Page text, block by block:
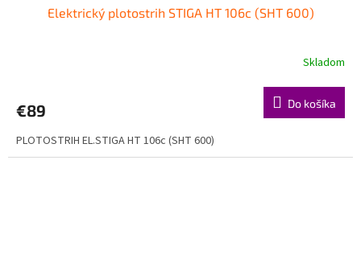
Elektrický plotostrih STIGA HT 106c (SHT 600)
Skladom
€89 Do košíka
PLOTOSTRIH EL.STIGA HT 106c (SHT 600)